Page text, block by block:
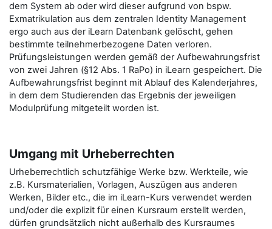
dem System ab oder wird dieser aufgrund von bspw.
Exmatrikulation aus dem zentralen Identity Management
ergo auch aus der iLearn Datenbank gelöscht, gehen
bestimmte teilnehmerbezogene Daten verloren.
Prüfungsleistungen werden gemäß der Aufbewahrungsfrist
von zwei Jahren (§12 Abs. 1 RaPo) in iLearn gespeichert. Die
Aufbewahrungsfrist beginnt mit Ablauf des Kalenderjahres,
in dem dem Studierenden das Ergebnis der jeweiligen
Modulprüfung mitgeteilt worden ist.
Umgang mit Urheberrechten
Urheberrechtlich schutzfähige Werke bzw. Werkteile, wie
z.B. Kursmaterialien, Vorlagen, Auszügen aus anderen
Werken, Bilder etc., die im iLearn-Kurs verwendet werden
und/oder die explizit für einen Kursraum erstellt werden,
dürfen grundsätzlich nicht außerhalb des Kursraumes